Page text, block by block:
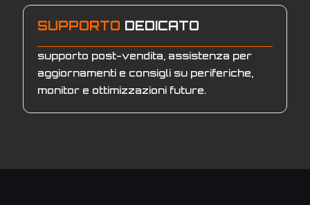
SUPPORTO DEDICATO
supporto post-vendita, assistenza per
aggiornamenti e consigli su periferiche,
monitor e ottimizzazioni future.